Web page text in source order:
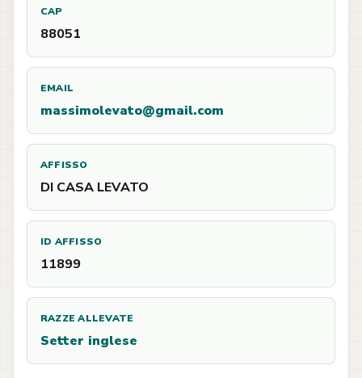
CAP
88051
EMAIL
massimolevato@gmail.com
AFFISSO
DI CASA LEVATO
ID AFFISSO
11899
RAZZE ALLEVATE
Setter inglese